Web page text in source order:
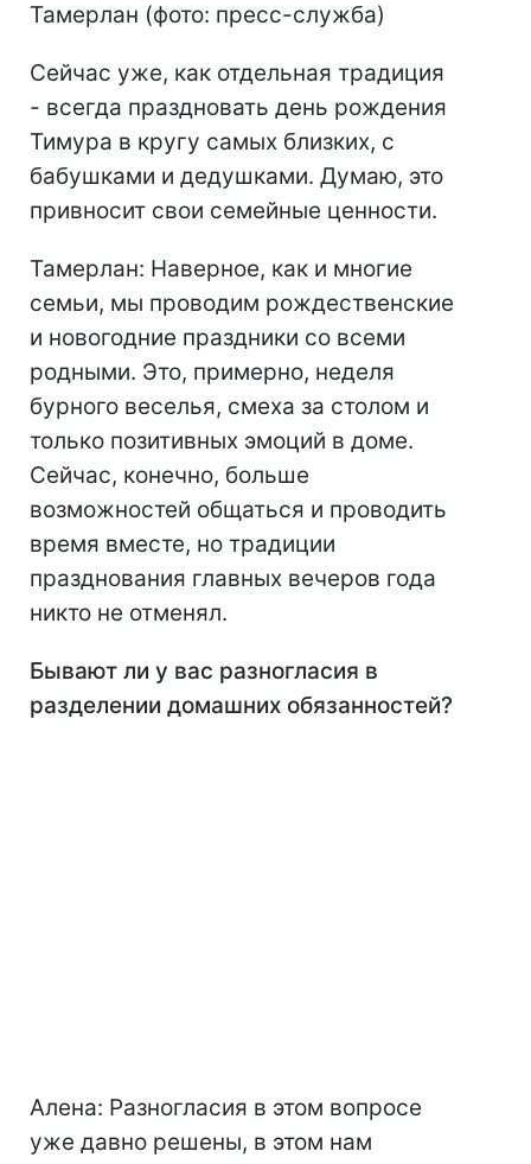
Тамерлан (фото: пресс-служба)
Сейчас уже, как отдельная традиция
- всегда праздновать день рождения
Тимура в кругу самых близких, с
бабушками и дедушками. Думаю, это
привносит свои семейные ценности.
Тамерлан: Наверное, как и многие
семьи, мы проводим рождественские
и новогодние праздники со всеми
родными. Это, примерно, неделя
бурного веселья, смеха за столом и
только позитивных эмоций в доме.
Сейчас, конечно, больше
возможностей общаться и проводить
время вместе, но традиции
празднования главных вечеров года
никто не отменял.
Бывают ли у вас разногласия в
разделении домашних обязанностей?
Алена: Разногласия в этом вопросе
уже давно решены, в этом нам